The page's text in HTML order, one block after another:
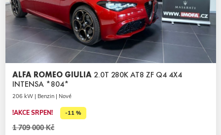
ALFA ROMEO GIULIA 2.0T 280K AT8 ZF Q4 4X4
INTENSA *804*
206 kW | Benzin | Nové
!AKCE SRPEN! -11 %
1 709 000 Kč